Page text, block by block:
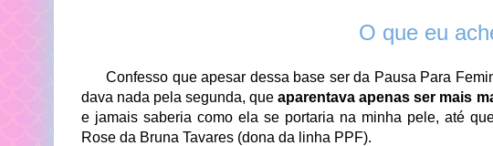
O que eu
Confesso que apesar dessa base ser da Pausa Para
dava nada pela segunda, queaparentava apenas ser mais
e jamais saberia como ela se portaria na minha pele, até
Rose da Bruna Tavares (dona da linha PPF).